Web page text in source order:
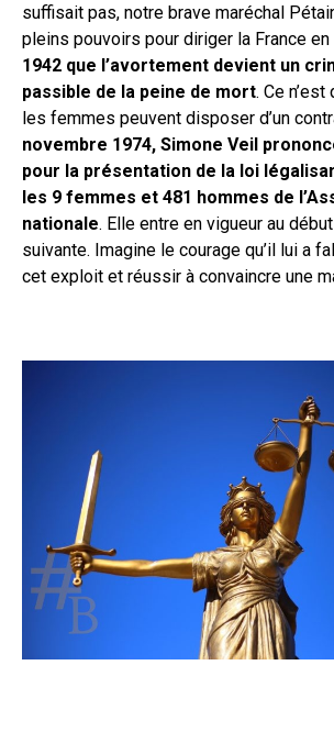
suffisait pas, notre brave maréchal
pleins pouvoirs pour diriger la France
1942 que l’avortement devient un
passible de la peine de mort. Ce n’est
les femmes peuvent disposer d’un
novembre 1974, Simone Veil
pour la présentation de la loi
les 9 femmes et 481 hommes de
nationale. Elle entre en vigueur au
suivante. Imagine le courage qu’il lui a
cet exploit et réussir à convaincre une